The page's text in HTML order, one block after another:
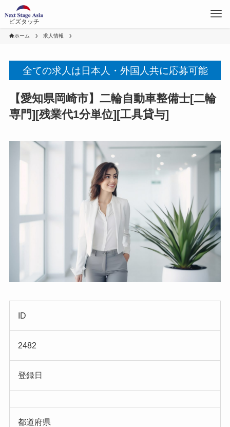
ビズタッチ
ホーム 求人情報
全ての求人は日本人・外国人共に応募可能
【愛知県岡崎市】二輪自動車整備士[二輪
専門][残業代1分単位][工具貸与]
ID
2482
登録日
都道府県